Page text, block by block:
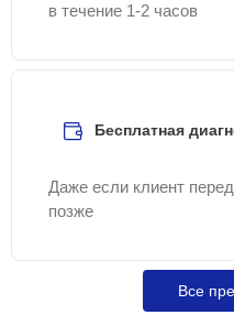
в течение 1-2 часов
Бесплатная
Даже если клиент
позже
Все